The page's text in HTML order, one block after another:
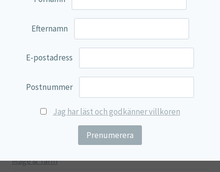
Reviva Nutrition
Svenska Örtmedicinska Institutet
Green Trade
Mage & Tarm
Efternamn
E-postadress
Postnummer
Jag har läst och godkänner villkoren